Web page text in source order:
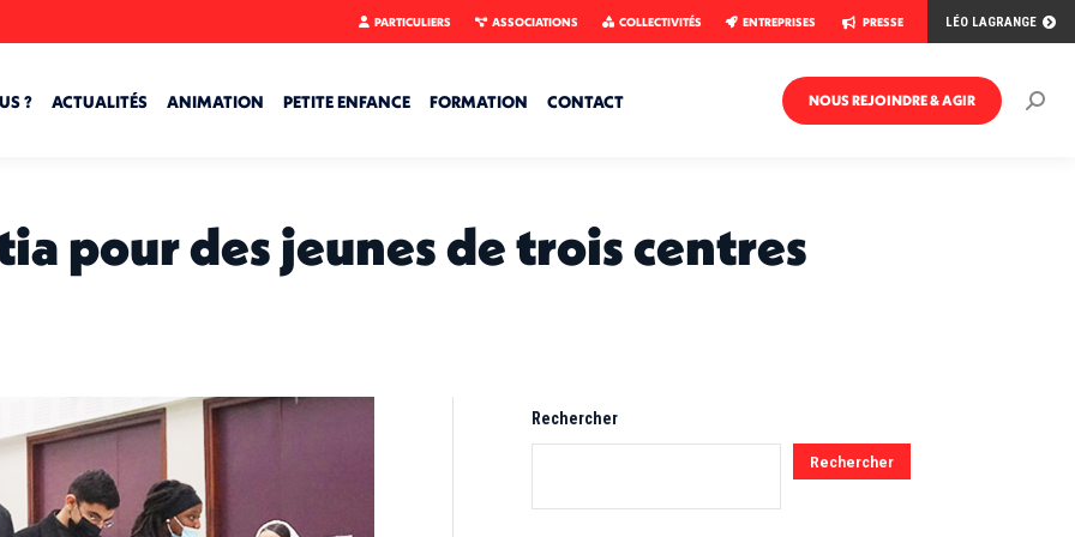
PARTICULIERS ASSOCIATIONS COLLECTIVITÉS ENTREPRISES PRESSE LÉO LAGRANGE
? ACTUALITÉS ANIMATION PETITE ENFANCE FORMATION CONTACT NOUS REJOINDRE & AGIR
pour des jeunes de trois centres
Rechercher
Rechercher